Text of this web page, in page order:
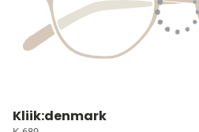
Kliik:denmark